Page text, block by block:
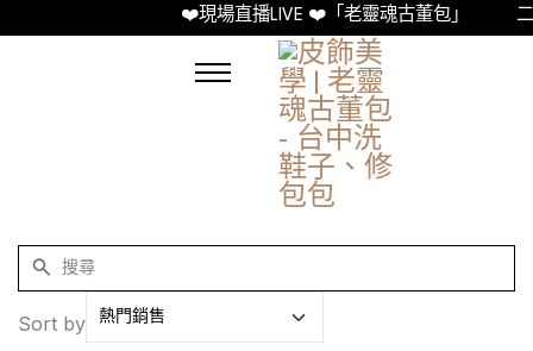
❤️現場直播LIVE ❤️「老靈魂古董包」
Sort by